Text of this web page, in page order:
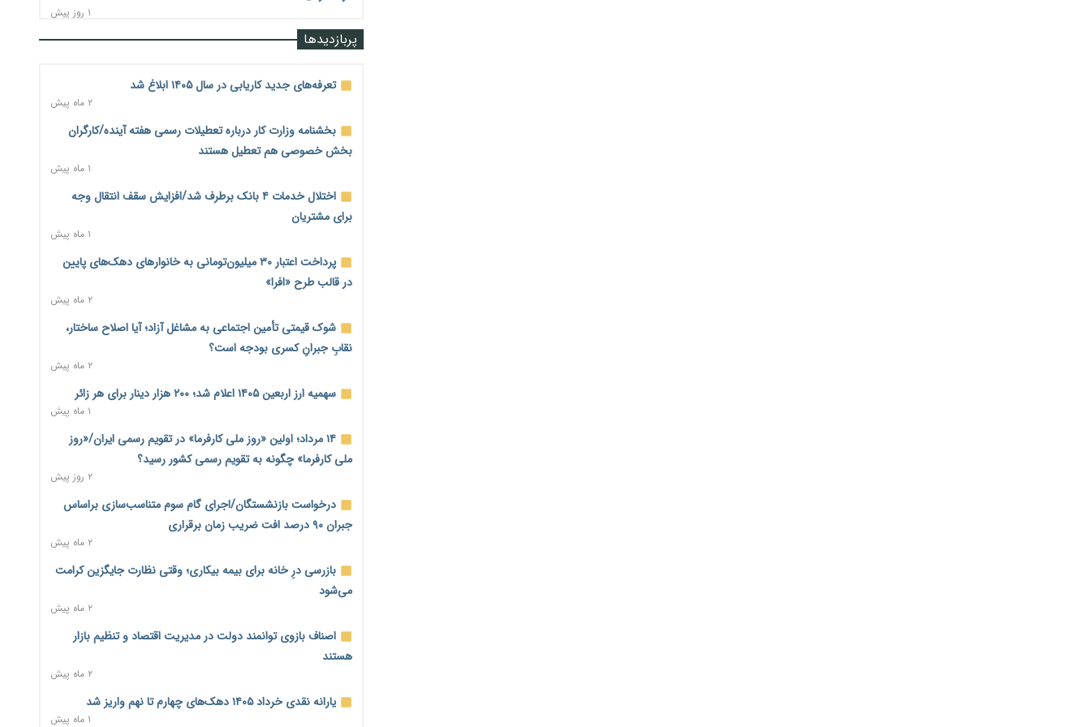
۱ روز پیش
رشد ۷۵ هزار میلیاردی بازار خرید اعتباری؛ فین‌تک‌ها وارد میدان
۱ روز پیش
آغاز اجرای پایلوت «ردا کارت» برای دانشجویان تحصیلات تکمیلی
۱ روز پیش
محدودیت تازه برای شبکه بانکی؛ افزایش سپرده قانونی با هدف
کنترل تورم
۱ روز پیش
ترمز تولید خودرو کشیده شد؛ افت ۲۵ درصدی تیراژ ایران‌خودرو،
سایپا و پارس‌خودرو
۱ روز پیش
بنگاه‌داری بانک‌ها؛ مانع بزرگ خانه‌دار شدن مستأجران
نماینده مجلس: توسعه مرزهای زمینی به راهبرد تأمین کالاهای
اساسی تبدیل شود
۱ روز پیش
خانه کارگر قزوین: شکاف دستمزد و هزینه معیشت هر روز عمیق‌تر
می‌شود
۱ روز پیش
رئیس سازمان امور مالیاتی: بلاگرهای پردرآمد مشمول پرداخت
مالیات هستند
۱ روز پیش
پیش‌بینی افزایش تولید برنج؛ نیاز وارداتی کشور به ۵۰۰ هزار تن
کاهش می‌یابد
۱ روز پیش
میلیارد دلاری
۱ روز پیش
اختیارات جدید گمرکات برای تمدید ورود موقت کالا و خودرو تا
پربازدیدها
تعرفه‌های جدید کاریابی در سال ۱۴۰۵ ابلاغ شد
۲ ماه پیش
بخشنامه وزارت کار درباره تعطیلات رسمی هفته آینده/کارگران
بخش خصوصی هم تعطیل هستند
۱ ماه پیش
اختلال خدمات ۴ بانک برطرف شد/افزایش سقف انتقال وجه
برای مشتریان
۱ ماه پیش
پرداخت اعتبار ۳۰ میلیون‌تومانی به خانوارهای دهک‌های پایین
در قالب طرح «افرا»
۲ ماه پیش
شوک قیمتی تأمین اجتماعی به مشاغل آزاد؛ آیا اصلاح ساختار،
نقابِ جبرانِ کسری بودجه است؟
۲ ماه پیش
سهمیه ارز اربعین ۱۴۰۵ اعلام شد؛ ۲۰۰ هزار دینار برای هر زائر
۱ ماه پیش
۱۴ مرداد؛ اولین «روز ملی کارفرما» در تقویم رسمی ایران/«روز
ملی کارفرما» چگونه به تقویم رسمی کشور رسید؟
۲ روز پیش
درخواست بازنشستگان/اجرای گام سوم متناسب‌سازی براساس
جبران ۹۰ درصد افت ضریب زمان برقراری
۲ ماه پیش
بازرسی درِ خانه برای بیمه بیکاری؛ وقتی نظارت جایگزین کرامت
می‌شود
۲ ماه پیش
اصناف بازوی توانمند دولت در مدیریت اقتصاد و تنظیم بازار
هستند
۲ ماه پیش
یارانه نقدی خرداد ۱۴۰۵ دهک‌های چهارم تا نهم واریز شد
۱ ماه پیش